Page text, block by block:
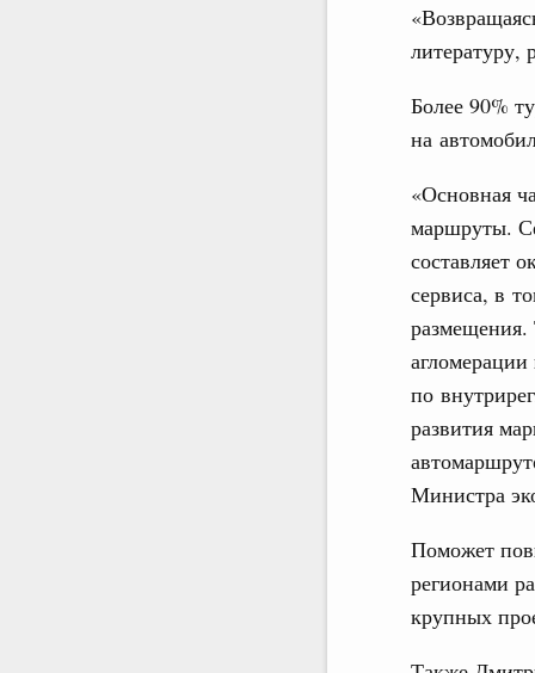
литературу,
Более 90%
на
«Основная
маршруты.
составляет
сервиса, в
размещения.
по
развития
Министра
Поможет
регионами
крупных